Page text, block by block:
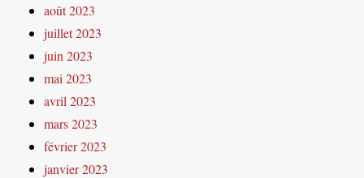
août 2023
juillet 2023
juin 2023
mai 2023
avril 2023
mars 2023
février 2023
janvier 2023